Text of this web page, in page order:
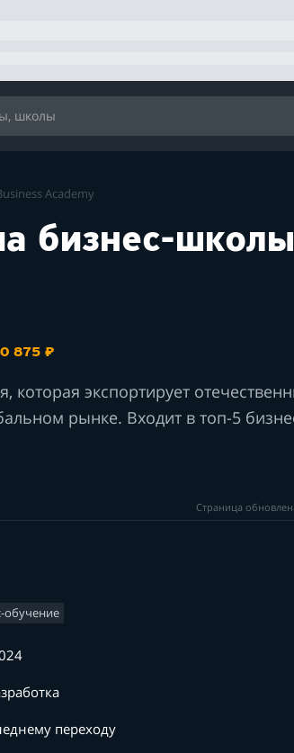
Academy
бизнес-
875 ₽
экспортирует
рынке. Входит в топ-5
Страница
обучение
переходу